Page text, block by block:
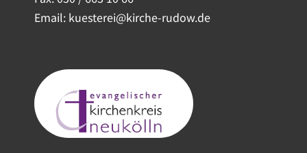
Email: kuesterei@kirche-rudow.de